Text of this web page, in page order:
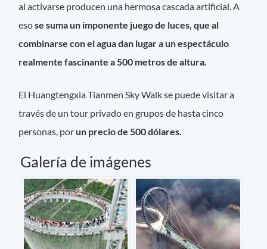
al activarse producen una hermosa cascada artificial. A
esose suma un imponente juego de luces, que al
combinarse con el agua dan lugar a un espectáculo
realmente fascinante a 500 metros de altura.
El Huangtengxia Tianmen Sky Walk se puede visitar a
través de un tour privado en grupos de hasta cinco
personas, por un precio de 500 dólares.
Galería de imágenes